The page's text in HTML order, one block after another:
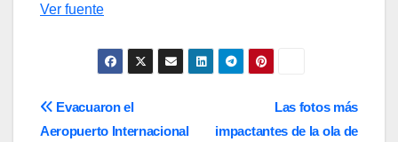
Ver fuente
Navegación
Las fotos más
impactantes de la ola de
Evacuaron el
Aeropuerto Internacional